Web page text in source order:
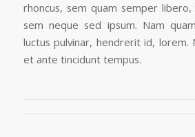
rhoncus, sem quam semper
sem neque sed ipsum. Nam
luctus pulvinar, hendrerit id, lorem.
et ante tincidunt tempus.